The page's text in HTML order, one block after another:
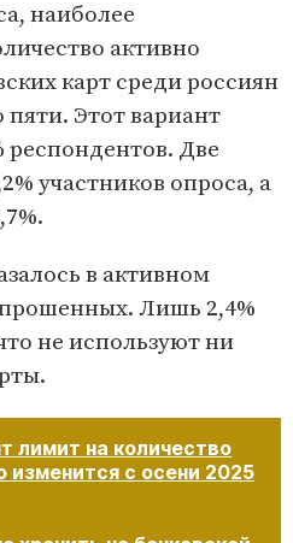
наиболее
активно
карт среди россиян
пяти. Этот вариант
респондентов. Две
участников опроса, а
в активном
Лишь 2,4%
не используют ни
лимит на количество
изменится с осени 2025